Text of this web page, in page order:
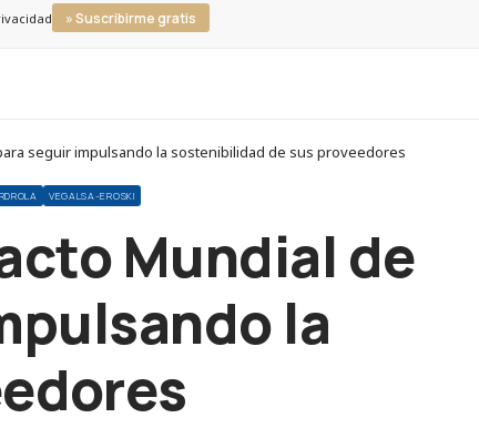
» Suscribirme gratis
seguir impulsando la sostenibilidad de sus proveedores
VEGALSA-EROSKI
Mundial de
la